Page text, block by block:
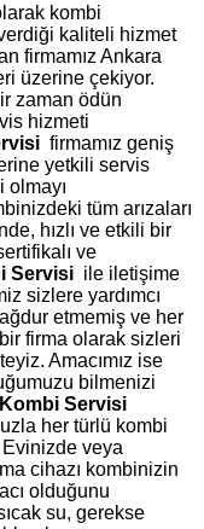
kombi
kaliteli hizmet
firmamız Ankara
üzerine çekiyor.
zaman ödün
hizmeti
firmamız geniş
yetkili servis
tüm arızaları
hızlı ve etkili bir
ve
Servisi ile iletişime
sizlere yardımcı
etmemiş ve her
firma olarak sizleri
Amacımız ise
bilmenizi
Servisi
her türlü kombi
veya
cihazı kombinizin
olduğunu
su, gerekse